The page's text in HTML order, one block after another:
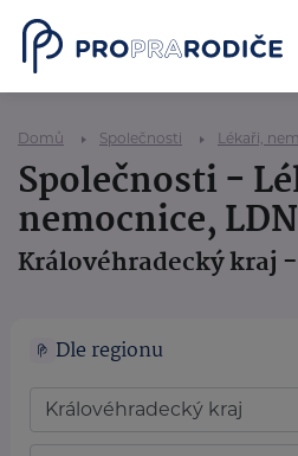
Domů Společnosti Lékaři,
Společnosti -
nemocnice, LDN
Královéhradecký kraj
Dle regionu